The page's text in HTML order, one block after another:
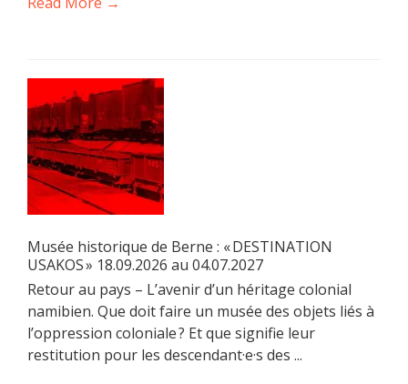
Musée historique de Berne : « DESTINATION
USAKOS » 18.09.2026 au 04.07.2027
Retour au pays – L’avenir d’un héritage colonial
namibien. Que doit faire un musée des objets liés à
l’oppression coloniale ? Et que signifie leur
restitution pour les descendant·e·s des ...